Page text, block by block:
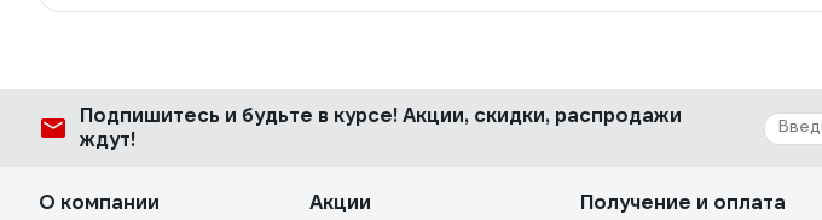
Подпишитесь и будьте в курсе! Акции, скидки, распродажи
ждут!
О компании Акции Получение и оплата